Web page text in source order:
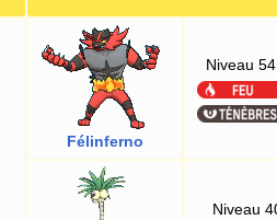
Félinferno
Niveau 54
Niveau